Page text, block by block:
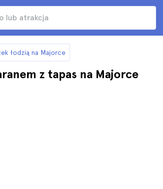
łodzią na Majorce
z tapas na Majorce